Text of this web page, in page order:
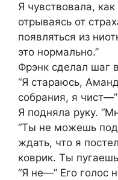
Я чувствовала,
отрываясь от
появляться из
это нормально.”
Фрэнк сделал шаг
“Я стараюсь,
собрания, я чист—”
Я подняла руку.
“Ты не можешь
ждать, что я
коврик. Ты
“Я не—” Его голос